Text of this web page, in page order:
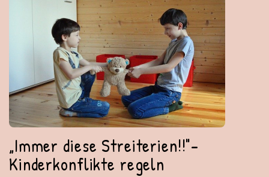
„Immer diese Streiterien!!"-
Kinderkonflikte regeln